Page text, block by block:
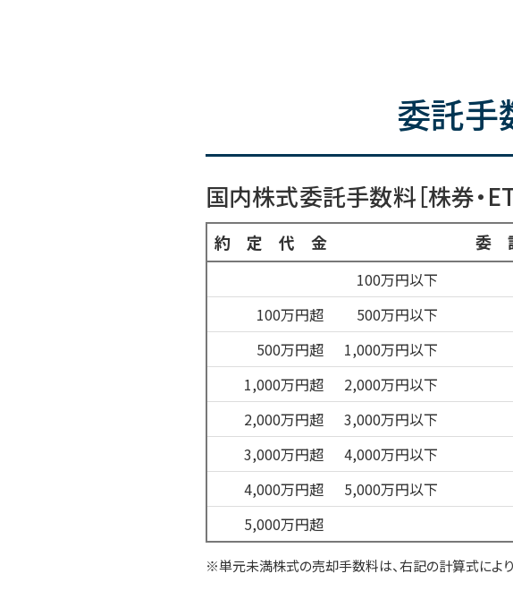
委託手
国内株式委託手数料［株券・
約定代金 委
100万円以下
100万円超
500万円以下
500万円超
1,000万円以下
1,000万円超
2,000万円以下
2,000万円超
3,000万円以下
3,000万円超
4,000万円以下
4,000万円超
5,000万円以下
5,000万円超
※単元未満株式の売却手数料は、右記の計算式により